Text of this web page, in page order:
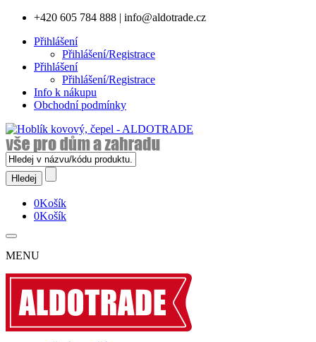
+420 605 784 888 | info@aldotrade.cz
Přihlášení
Přihlášení/Registrace
Přihlášení
Přihlášení/Registrace
Info k nákupu
Obchodní podmínky
0Košík
0Košík
MENU